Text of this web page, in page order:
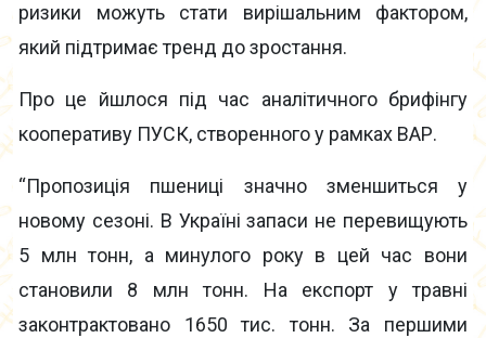
ризики можуть стати вирішальним фактором,
який підтримає тренд до зростання.
Про це йшлося під час аналітичного брифінгу
кооперативу ПУСК, створенного у рамках ВАР.
“Пропозиція пшениці значно зменшиться у
новому сезоні. В Україні запаси не перевищують
5 млн тонн, а минулого року в цей час вони
становили 8 млн тонн. На експорт у травні
законтрактовано 1650 тис. тонн. За першими